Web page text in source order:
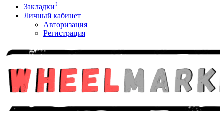
Закладки0
Личный кабинет
Авторизация
Регистрация